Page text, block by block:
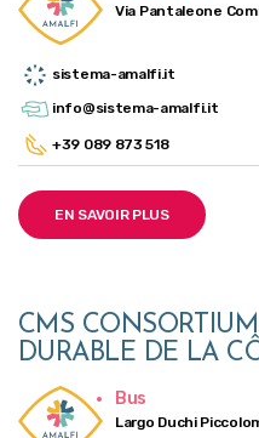
Via Pantaleone
sistema-amalfi.it
info@sistema-amalfi.it
+39 089 873 518
EN SAVOIR PLUS
CMS
DURABLE DE LA
Bus
Largo Duchi